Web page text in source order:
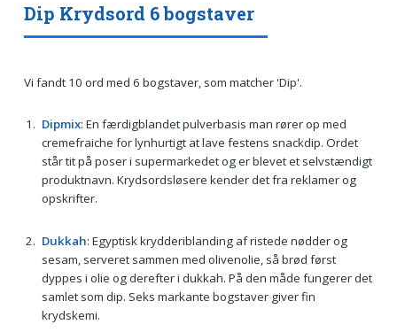
Dip Krydsord 6 bogstaver
Vi fandt 10 ord med 6 bogstaver, som matcher 'Dip'.
Dipmix: En færdigblandet pulverbasis man rører op med
cremefraiche for lynhurtigt at lave festens snackdip. Ordet
står tit på poser i supermarkedet og er blevet et selvstændigt
produktnavn. Krydsordsløsere kender det fra reklamer og
opskrifter.
Dukkah: Egyptisk krydderiblanding af ristede nødder og
sesam, serveret sammen med olivenolie, så brød først
dyppes i olie og derefter i dukkah. På den måde fungerer det
samlet som dip. Seks markante bogstaver giver fin
krydskemi.